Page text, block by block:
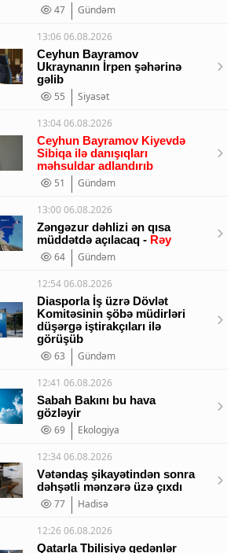
47
Gündəm
13:06 06.08.2026
Ceyhun Bayramov
Ukraynanın İrpen şəhərinə
gəlib
55
Siyasət
13:04 06.08.2026
Ceyhun Bayramov Kiyevdə
Sibiqa ilə danışıqları
məhsuldar adlandırıb
51
Gündəm
13:00 06.08.2026
Zəngəzur dəhlizi ən qısa
müddətdə açılacaq - Rəy
64
Gündəm
12:54 06.08.2026
Diasporla İş üzrə Dövlət
Komitəsinin şöbə müdirləri
düşərgə iştirakçıları ilə
görüşüb
63
Gündəm
12:41 06.08.2026
Sabah Bakını bu hava
gözləyir
69
Ekologiya
12:34 06.08.2026
Vətəndaş şikayətindən sonra
dəhşətli mənzərə üzə çıxdı
77
Hadisə
12:26 06.08.2026
Qatarla Tbilisiyə gedənlər